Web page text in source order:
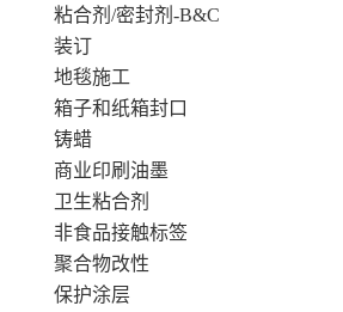
粘合剂/密封剂-B&C
装订
地毯施工
箱子和纸箱封口
铸蜡
商业印刷油墨
卫生粘合剂
非食品接触标签
聚合物改性
保护涂层